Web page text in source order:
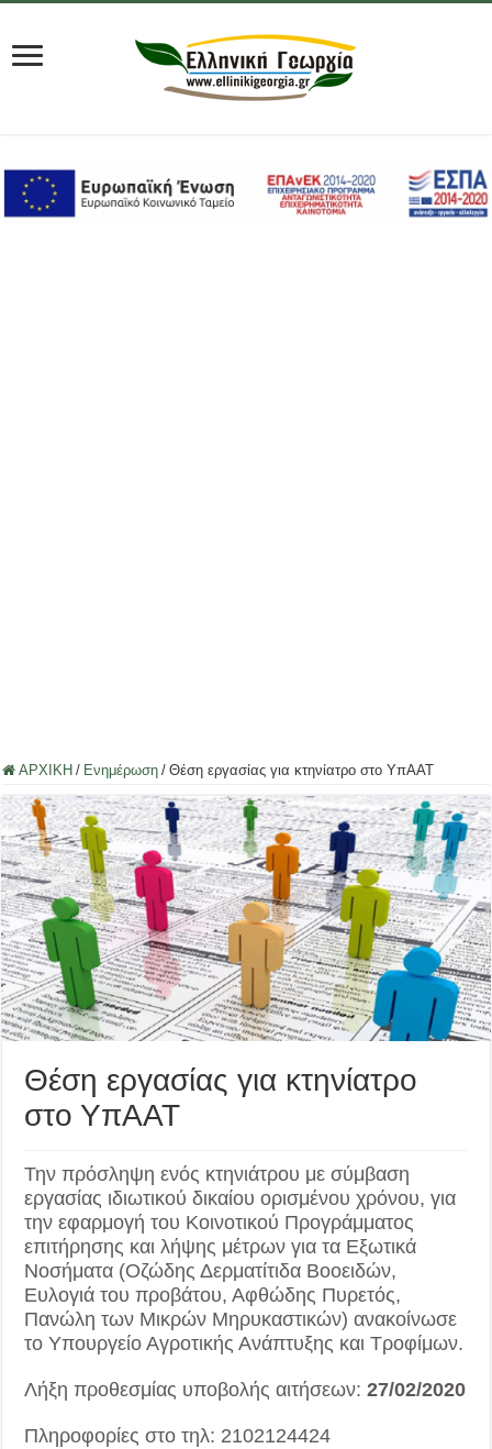
ΑΡΧΙΚΗ / Ενημέρωση / Θέση εργασίας για κτηνίατρο στο ΥπΑΑΤ
Θέση εργασίας για κτηνίατρο
στο ΥπΑΑΤ
Την πρόσληψη ενός κτηνιάτρου με σύμβαση
εργασίας ιδιωτικού δικαίου ορισμένου χρόνου, για
την εφαρμογή του Κοινοτικού Προγράμματος
επιτήρησης και λήψης μέτρων για τα Εξωτικά
Νοσήματα (Οζώδης Δερματίτιδα Βοοειδών,
Ευλογιά του προβάτου, Αφθώδης Πυρετός,
Πανώλη των Μικρών Μηρυκαστικών) ανακοίνωσε
το Υπουργείο Αγροτικής Ανάπτυξης και Τροφίμων.
Λήξη προθεσμίας υποβολής αιτήσεων: 27/02/2020
Πληροφορίες στο τηλ: 2102124424